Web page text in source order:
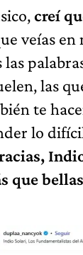
creí
veías en
las
te
lo
que